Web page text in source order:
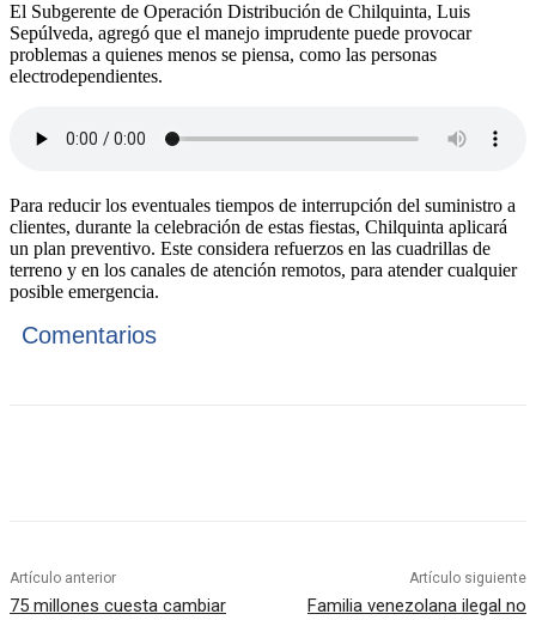
El Subgerente de Operación Distribución de Chilquinta, Luis
Sepúlveda, agregó que el manejo imprudente puede provocar
problemas a quienes menos se piensa, como las personas
electrodependientes.
Para reducir los eventuales tiempos de interrupción del suministro a
clientes, durante la celebración de estas fiestas, Chilquinta aplicará
un plan preventivo. Este considera refuerzos en las cuadrillas de
terreno y en los canales de atención remotos, para atender cualquier
posible emergencia.
Comentarios
Artículo anterior
75 millones cuesta cambiar
Artículo siguiente
Familia venezolana ilegal no